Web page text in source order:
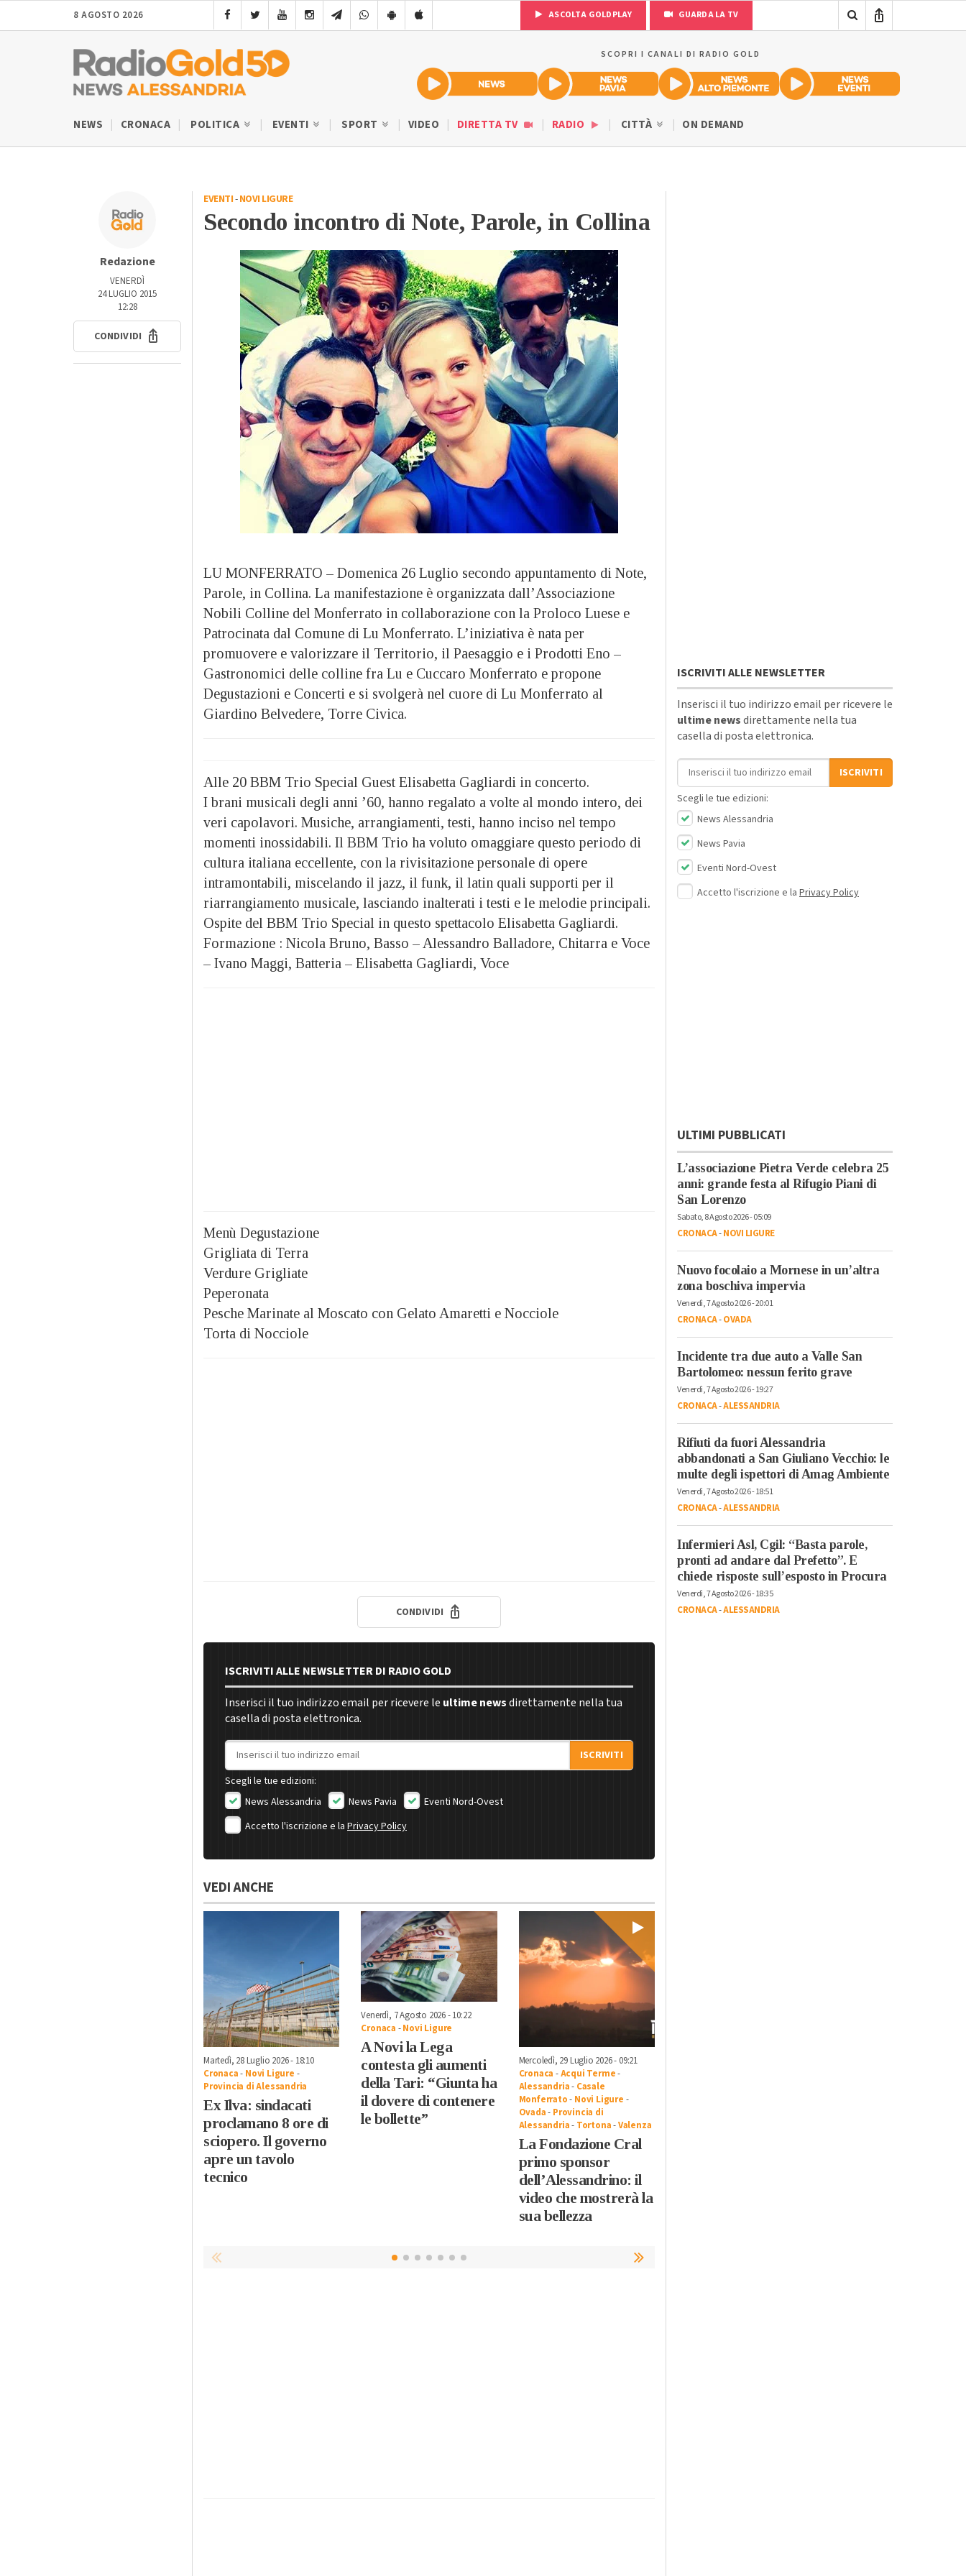
8 AGOSTO 2026 ASCOLTA GOLDPLAY GUARDA LA TV
SCOPRI I CANALI DI RADIO GOLD
NEWS CRONACA POLITICA EVENTI SPORT VIDEO DIRETTA TV RADIO CITTÀ ON DEMAND
Redazione
VENERDÌ
24 LUGLIO 2015
12:28
CONDIVIDI
EVENTI-NOVI LIGURE
Secondo incontro di Note, Parole, in Collina
LU MONFERRATO – Domenica 26 Luglio secondo appuntamento di Note,
Parole, in Collina. La manifestazione è organizzata dall’Associazione
Nobili Colline del Monferrato in collaborazione con la Proloco Luese e
Patrocinata dal Comune di Lu Monferrato. L’iniziativa è nata per
promuovere e valorizzare il Territorio, il Paesaggio e i Prodotti Eno –
Gastronomici delle colline fra Lu e Cuccaro Monferrato e propone
Degustazioni e Concerti e si svolgerà nel cuore di Lu Monferrato al
Giardino Belvedere, Torre Civica.
Alle 20 BBM Trio Special Guest Elisabetta Gagliardi in concerto.
I brani musicali degli anni ’60, hanno regalato a volte al mondo intero, dei
veri capolavori. Musiche, arrangiamenti, testi, hanno inciso nel tempo
momenti inossidabili. Il BBM Trio ha voluto omaggiare questo periodo di
cultura italiana eccellente, con la rivisitazione personale di opere
intramontabili, miscelando il jazz, il funk, il latin quali supporti per il
riarrangiamento musicale, lasciando inalterati i testi e le melodie principali.
Ospite del BBM Trio Special in questo spettacolo Elisabetta Gagliardi.
Formazione : Nicola Bruno, Basso – Alessandro Balladore, Chitarra e Voce
– Ivano Maggi, Batteria – Elisabetta Gagliardi, Voce
Menù Degustazione
Grigliata di Terra
Verdure Grigliate
Peperonata
Pesche Marinate al Moscato con Gelato Amaretti e Nocciole
Torta di Nocciole
CONDIVIDI
ISCRIVITI ALLE NEWSLETTER DI RADIO GOLD
Inserisci il tuo indirizzo email per ricevere le ultime newsdirettamente nella tua
casella di posta elettronica.
Indirizzo email
ISCRIVITI
Scegli le tue edizioni:
News Alessandria
News Pavia
Eventi Nord-Ovest
Accetto l'iscrizione e la Privacy Policy
VEDI ANCHE
Martedì, 28 Luglio 2026 - 18:10
Cronaca- Novi Ligure -
Provincia di Alessandria
Ex Ilva: sindacati
proclamano 8 ore di
sciopero. Il governo
apre un tavolo
tecnico
Venerdì, 7 Agosto 2026 - 10:22
Cronaca -Novi Ligure
A Novi la Lega
contesta gli aumenti
della Tari: “Giunta ha
il dovere di contenere
le bollette”
Mercoledì, 29 Luglio 2026 - 09:21
Cronaca -Acqui Terme-
Alessandria- Casale
Monferrato- Novi Ligure -
Ovada- Provincia di
Alessandria- Tortona-Valenza
La Fondazione Cral
primo sponsor
dell’Alessandrino: il
video che mostrerà la
sua bellezza
ISCRIVITI ALLE NEWSLETTER
Inserisci il tuo indirizzo email per ricevere le
ultime newsdirettamente nella tua
casella di posta elettronica.
Indirizzo email
ISCRIVITI
Scegli le tue edizioni:
News Alessandria
News Pavia
Eventi Nord-Ovest
Accetto l'iscrizione e la Privacy Policy
ULTIMI PUBBLICATI
L’associazione Pietra Verde celebra 25
anni: grande festa al Rifugio Piani di
San Lorenzo
Sabato, 8 Agosto 2026 - 05:09
CRONACA-NOVI LIGURE
Nuovo focolaio a Mornese in un’altra
zona boschiva impervia
Venerdì, 7 Agosto 2026 - 20:01
CRONACA-OVADA
Incidente tra due auto a Valle San
Bartolomeo: nessun ferito grave
Venerdì, 7 Agosto 2026 - 19:27
CRONACA-ALESSANDRIA
Rifiuti da fuori Alessandria
abbandonati a San Giuliano Vecchio: le
multe degli ispettori di Amag Ambiente
Venerdì, 7 Agosto 2026 - 18:51
CRONACA-ALESSANDRIA
Infermieri Asl, Cgil: “Basta parole,
pronti ad andare dal Prefetto”. E
chiede risposte sull’esposto in Procura
Venerdì, 7 Agosto 2026 - 18:35
CRONACA-ALESSANDRIA